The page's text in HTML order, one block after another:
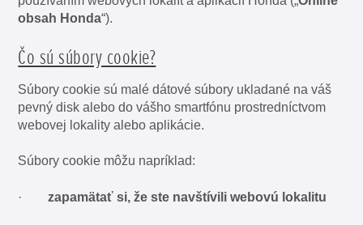
obsah Honda“).
Čo sú súbory cookie?
Súbory cookie sú malé dátové súbory ukladané na váš
pevný disk alebo do vášho smartfónu prostredníctvom
webovej lokality alebo aplikácie.
Súbory cookie môžu napríklad:
·zapamätať si, že ste navštívili webovú lokalitu